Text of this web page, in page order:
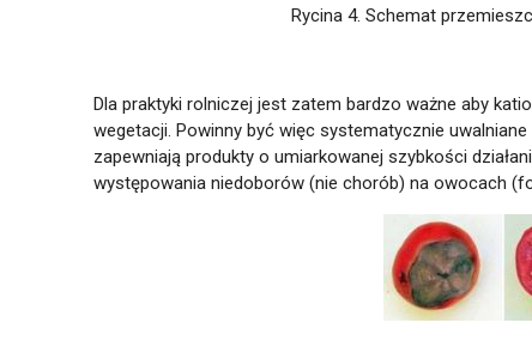
Rycina 4. Schemat
Dla praktyki rolniczej jest zatem bardzo ważne aby
wegetacji. Powinny być więc systematycznie
zapewniają produkty o umiarkowanej szybkości
występowania niedoborów (nie chorób) na owocach